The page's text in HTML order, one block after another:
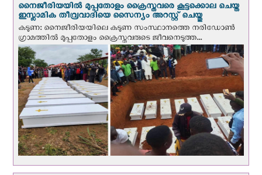
നൈജീരിയയില്‍ മുപ്പതോളം ക്രൈസ്തവരെ കൂട്ടക്കൊല ചെയ്ത
ഇസ്ലാമിക തീവ്രവാദിയെ സൈന്യം അറസ്റ്റ് ചെയ്തു
കടുണ: നൈജീരിയയിലെ കടുണ സംസ്ഥാനത്തെ നരിഡോൺ
ഗ്രാമത്തിൽ മുപ്പതോളം ക്രൈസ്തവരുടെ ജീവനെടുത്ത...